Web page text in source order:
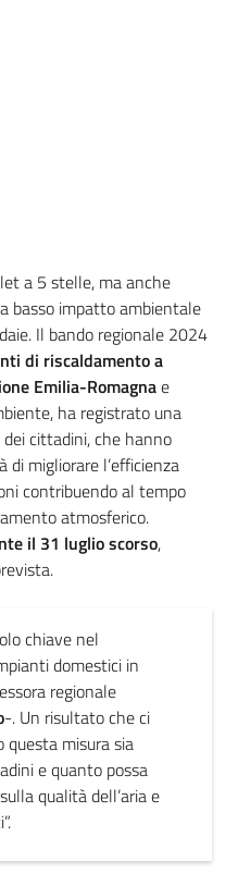
a 5 stelle, ma anche
basso impatto ambientale
Il bando regionale 2024
di riscaldamento a
Emilia-Romagnae
ha registrato una
cittadini, che hanno
di migliorare l’efficienza
contribuendo al tempo
atmosferico.
il 31 luglio scorso,
chiave nel
domestici in
regionale
-. Un risultato che ci
misura sia
e quanto possa
qualità dell’aria e